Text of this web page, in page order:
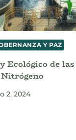
Y PAZ
Ecológico de las
2, 2024